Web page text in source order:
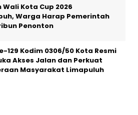
Wali Kota Cup 2026
Warga Harap Pemerintah
Penonton
129 Kodim 0306/50 Kota Resmi
Akses Jalan dan Perkuat
Masyarakat Limapuluh